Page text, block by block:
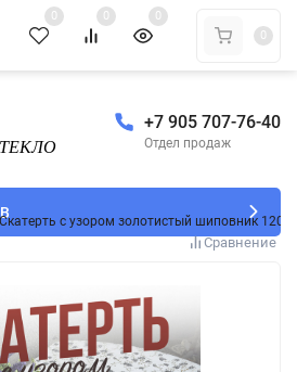
0 0
0
0
+7 905 707-76-40
Отдел продаж
Скатерть с узором золотистый шиповник
Сравнение